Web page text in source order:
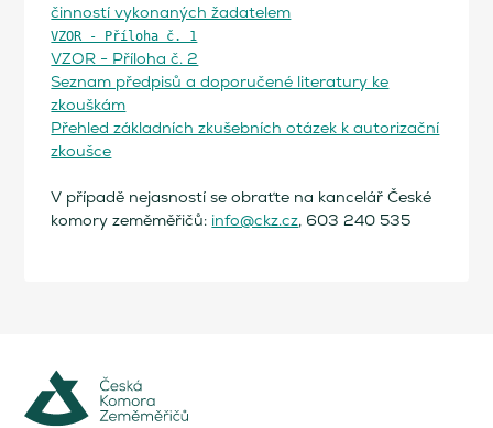
činností vykonaných žadatelem
VZOR - Příloha č. 1
VZOR - Příloha č. 2
Seznam předpisů a doporučené literatury ke
zkouškám
Přehled základních zkušebních otázek k autorizační
zkoušce
V případě nejasností se obraťte na kancelář České
komory zeměměřičů: info@ckz.cz, 603 240 535